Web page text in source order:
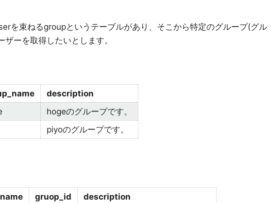
を束ねるgroupというテーブルがあり、そこから特定のグループ(グル
ザーを取得したいとします。
description
hogeのグループです。
piyoのグループです。
gruop_id
description